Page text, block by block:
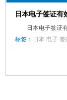
日本电子签证有
日本电子签证
标签： 日本 电子 签